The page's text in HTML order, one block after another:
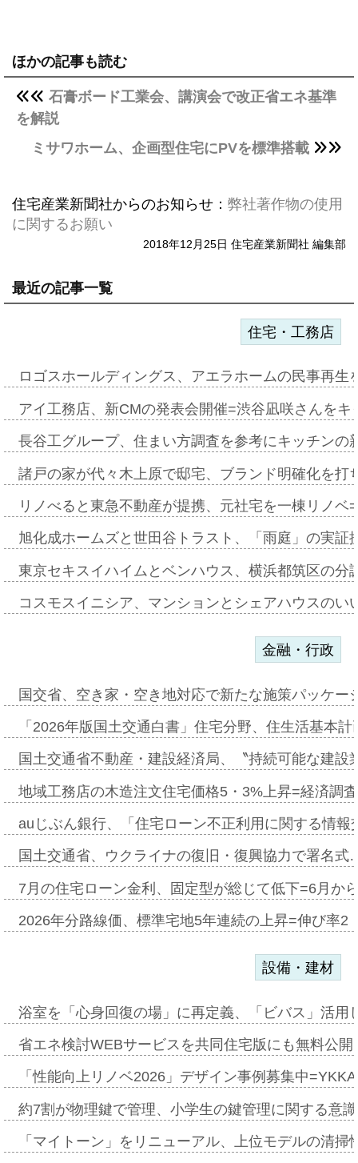
ほかの記事も読む
石膏ボード工業会、講演会で改正省エネ基準
を解説
ミサワホーム、企画型住宅にPVを標準搭載
住宅産業新聞社からのお知らせ： 弊社著作物の使用
に関するお願い
2018年12月25日 住宅産業新聞社 編集部
最近の記事一覧
住宅・工務店
ロゴスホールディングス、アエラホームの民事再
アイ工務店、新CMの発表会開催=渋谷凪咲さんを
長谷工グループ、住まい方調査を参考にキッチン
諸戸の家が代々木上原で邸宅、ブランド明確化を
リノべると東急不動産が提携、元社宅を一棟リノ
旭化成ホームズと世田谷トラスト、「雨庭」の実
東京セキスイハイムとベンハウス、横浜都筑区の
コスモスイニシア、マンションとシェアハウスの
金融・行政
国交省、空き家・空き地対応で新たな施策パッケ
「2026年版国土交通白書」住宅分野、住生活基本
国土交通省不動産・建設経済局、〝持続可能な建
地域工務店の木造注文住宅価格5・3%上昇=経済調
auじぶん銀行、「住宅ローン不正利用に関する情
国土交通省、ウクライナの復旧・復興協力で署名
7月の住宅ローン金利、固定型が総じて低下=6月か
2026年分路線価、標準宅地5年連続の上昇=伸び率
設備・建材
浴室を「心身回復の場」に再定義、「ビバス」活
省エネ検討WEBサービスを共同住宅版にも無料公
「性能向上リノベ2026」デザイン事例募集中
約7割が物理鍵で管理、小学生の鍵管理に関する意
「マイトーン」をリニューアル、上位モデルの清